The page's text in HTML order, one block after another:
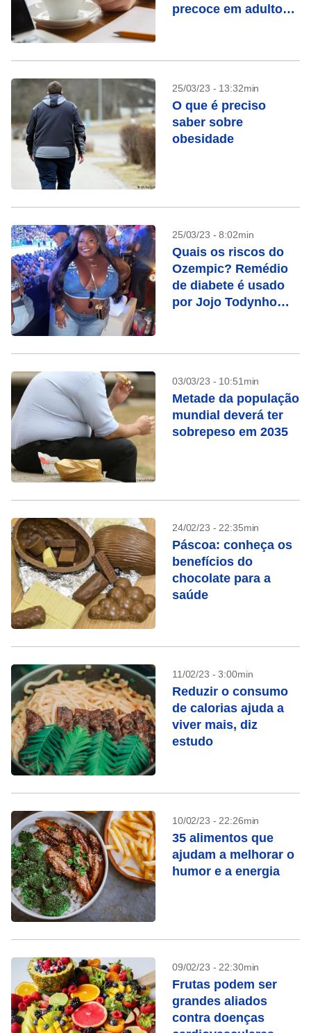
precoce em adultos
25/03/23 - 13:32min
O que é preciso
saber sobre
obesidade
25/03/23 - 8:02min
Quais os riscos do
Ozempic? Remédio
de diabete é usado
por Jojo Todynho
03/03/23 - 10:51min
Metade da população
mundial deverá ter
sobrepeso em 2035
24/02/23 - 22:35min
Páscoa: conheça os
benefícios do
chocolate para a
saúde
11/02/23 - 3:00min
Reduzir o consumo
de calorias ajuda a
viver mais, diz
estudo
10/02/23 - 22:26min
35 alimentos que
ajudam a melhorar o
humor e a energia
09/02/23 - 22:30min
Frutas podem ser
grandes aliados
contra doenças